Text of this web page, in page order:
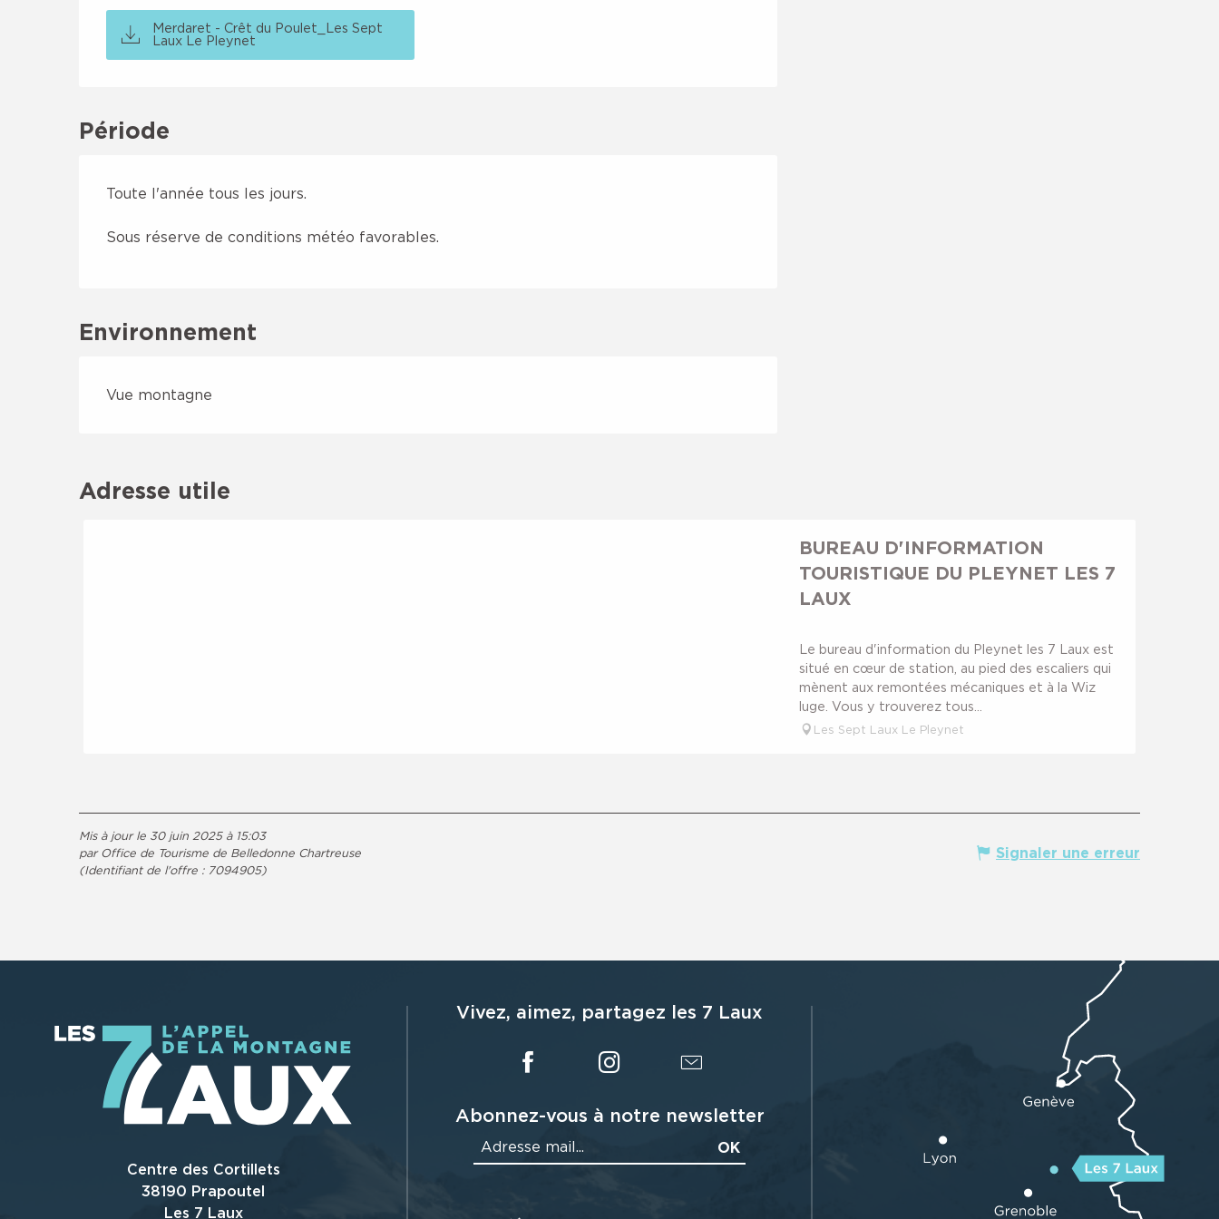
Merdaret - Crêt du Poulet_Les Sept
Laux Le Pleynet
Période
Toute l'année tous les jours.
Sous réserve de conditions météo favorables.
Environnement
Vue montagne
Adresse utile
BUREAU D'INFORMATION
TOURISTIQUE DU PLEYNET LES 7
LAUX
Le bureau d'information du Pleynet les 7 Laux est
situé en cœur de station, au pied des escaliers qui
mènent aux remontées mécaniques et à la Wiz
luge. Vous y trouverez tous...
Les Sept Laux Le Pleynet
Mis à jour le 30 juin 2025 à 15:03
par Office de Tourisme de Belledonne Chartreuse
(Identifiant de l'offre : 7094905)
Signaler une erreur
Centre des Cortillets
38190 Prapoutel
Les 7 Laux
Vivez, aimez, partagez les 7 Laux
Abonnez-vous à notre newsletter